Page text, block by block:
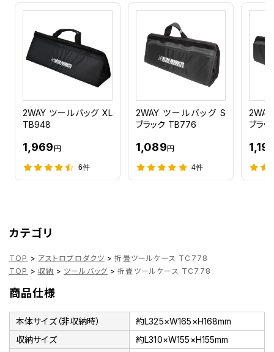
2WAY ツールバッグ XL
TB948
1,969円
6件
2WAY ツールバッグ S
ブラック TB776
1,089円
4件
ブラ
カテゴリ
TOP > アストロプロダクツ > 折畳ツールケース TC778
TOP > 収納 > ツールバッグ > 折畳ツールケース TC778
商品仕様
本体サイズ（非収納時）
約L325×W165×H168mm
収納サイズ
約L310×W155×H155mm